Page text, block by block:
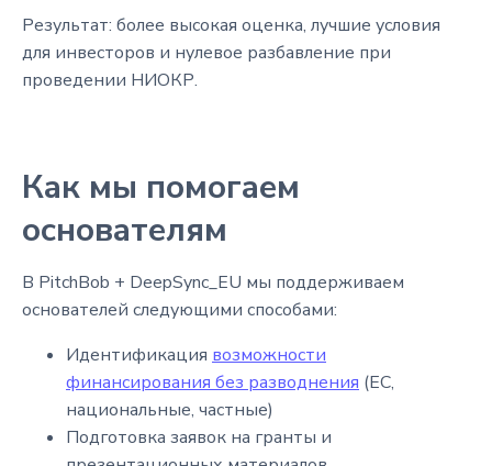
Результат: более высокая оценка, лучшие условия
для инвесторов и нулевое разбавление при
проведении НИОКР.
Как мы помогаем
основателям
В PitchBob + DeepSync_EU мы поддерживаем
основателей следующими способами:
Идентификация возможности
финансирования без разводнения (ЕС,
национальные, частные)
Подготовка заявок на гранты и